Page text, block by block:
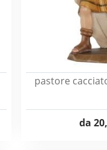
pastore
da